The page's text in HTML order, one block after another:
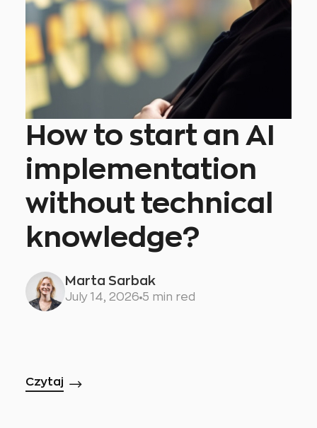
How to start an AI
implementation
without technical
knowledge?
Marta Sarbak
July 14, 2026 5 min red
Czytaj